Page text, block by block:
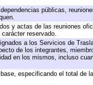
públicas,
y actas de las reuniones
reservado.
a los Servicios de
de los integrantes,
en los mismos, incluso
especificando el total de